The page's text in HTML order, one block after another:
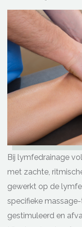
Bij lymfedrainage
met zachte,
gewerkt op de
specifieke
gestimuleerd en